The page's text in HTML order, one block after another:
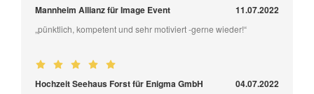
Mannheim Allianz für Image Event 11.07.2022
„pünktlich, kompetent und sehr motiviert -gerne wieder!“
Hochzeit Seehaus Forst für Enigma GmbH 04.07.2022